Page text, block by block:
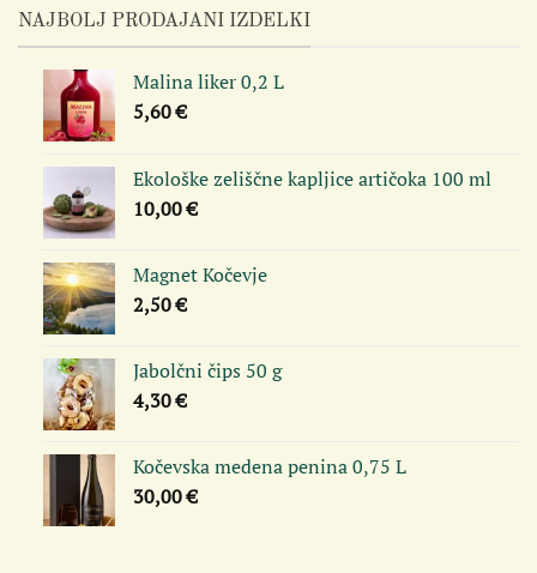
NAJBOLJ PRODAJANI IZDELKI
Malina liker 0,2 L
5,60€
Ekološke zeliščne kapljice artičoka 100 ml
10,00€
Magnet Kočevje
2,50€
Jabolčni čips 50 g
4,30€
Kočevska medena penina 0,75 L
30,00€